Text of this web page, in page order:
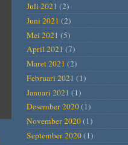
Juli 2021 (2)
Juni 2021 (2)
Mei 2021 (5)
April 2021 (7)
Maret 2021 (2)
Februari 2021 (1)
Januari 2021 (1)
Desember 2020(1)
November 2020(1)
September 2020(1)